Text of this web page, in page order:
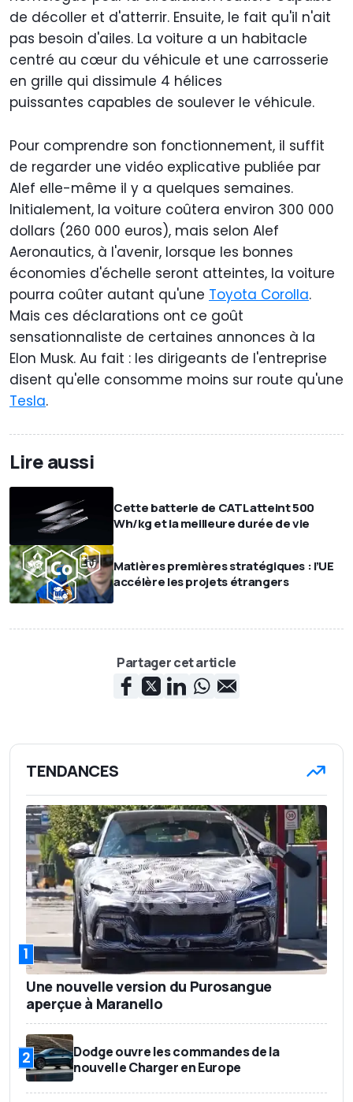
de décoller et d'atterrir. Ensuite, le fait qu'il n'ait
pas besoin d'ailes. La voiture a un habitacle
centré au cœur du véhicule et une carrosserie
en grille qui dissimule 4 hélices
puissantes capables de soulever le véhicule.
Pour comprendre son fonctionnement, il suffit
de regarder une vidéo explicative publiée par
Alef elle-même il y a quelques semaines.
Initialement, la voiture coûtera environ 300 000
dollars (260 000 euros), mais selon Alef
Aeronautics, à l'avenir, lorsque les bonnes
économies d'échelle seront atteintes, la voiture
pourra coûter autant qu'une Toyota Corolla.
Mais ces déclarations ont ce goût
sensationnaliste de certaines annonces à la
Elon Musk. Au fait : les dirigeants de l'entreprise
disent qu'elle consomme moins sur route qu'une
Tesla.
Lire aussi
Cette batterie de CATL atteint 500
Wh/kg et la meilleure durée de vie
Matières premières stratégiques : l’UE
accélère les projets étrangers
Partager cet article
TENDANCES
1
Une nouvelle version du Purosangue
aperçue à Maranello
2
Dodge ouvre les commandes de la
nouvelle Charger en Europe